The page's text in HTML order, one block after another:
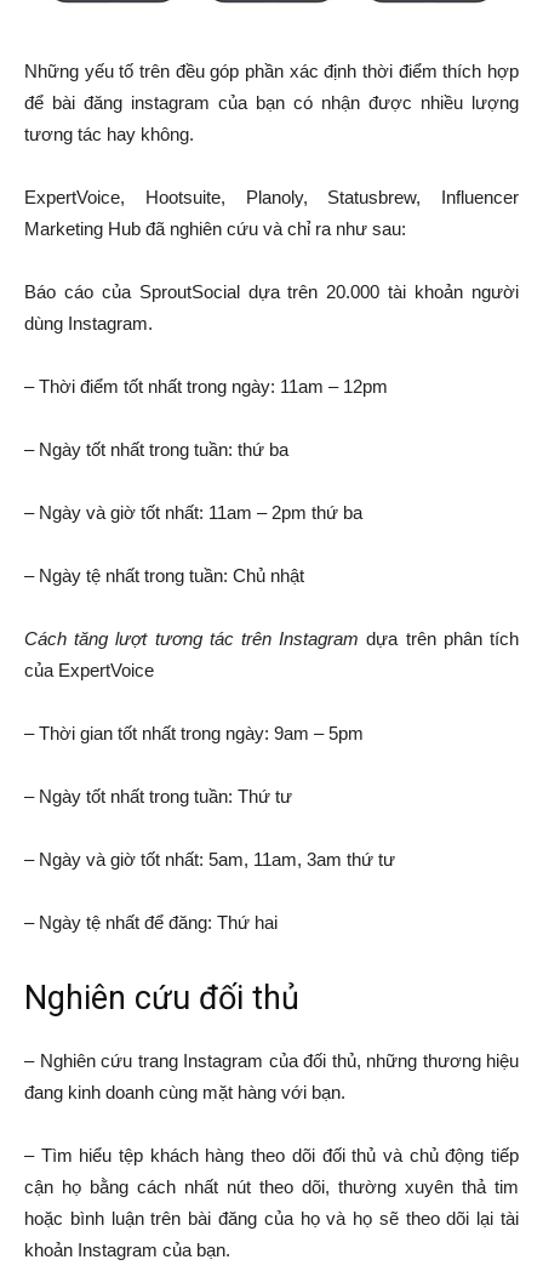
Những yếu tố trên đều góp phần xác định thời điểm thích hợp
để bài đăng instagram của bạn có nhận được nhiều lượng
tương tác hay không.
ExpertVoice, Hootsuite, Planoly, Statusbrew, Influencer
Marketing Hub đã nghiên cứu và chỉ ra như sau:
Báo cáo của SproutSocial dựa trên 20.000 tài khoản người
dùng Instagram.
– Thời điểm tốt nhất trong ngày: 11am – 12pm
– Ngày tốt nhất trong tuần: thứ ba
– Ngày và giờ tốt nhất: 11am – 2pm thứ ba
– Ngày tệ nhất trong tuần: Chủ nhật
Cách tăng lượt tương tác trên Instagram dựa trên phân tích
của ExpertVoice
– Thời gian tốt nhất trong ngày: 9am – 5pm
– Ngày tốt nhất trong tuần: Thứ tư
– Ngày và giờ tốt nhất: 5am, 11am, 3am thứ tư
– Ngày tệ nhất để đăng: Thứ hai
Nghiên cứu đối thủ
– Nghiên cứu trang Instagram của đối thủ, những thương hiệu
đang kinh doanh cùng mặt hàng với bạn.
– Tìm hiểu tệp khách hàng theo dõi đối thủ và chủ động tiếp
cận họ bằng cách nhất nút theo dõi, thường xuyên thả tim
hoặc bình luận trên bài đăng của họ và họ sẽ theo dõi lại tài
khoản Instagram của bạn.